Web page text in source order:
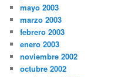
mayo 2003
marzo 2003
febrero 2003
enero 2003
noviembre 2002
octubre 2002